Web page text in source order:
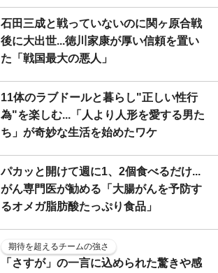
石田三成と戦っていないのに関ヶ原合戦
後に大出世...徳川家康が厚い信頼を置い
た「戦国最大の悪人」
11体のラブドールと暮らし"正しい性行
為"を楽しむ...「人より人形を愛する男た
ち」が奇妙な生活を始めたワケ
パカッと開けて週に1、2個食べるだけ...
がん専門医が勧める「大腸がんを予防す
るオメガ脂肪酸たっぷり食品」
期待を超えるチームの強さ
「さすが」の一言に込められた驚きや感